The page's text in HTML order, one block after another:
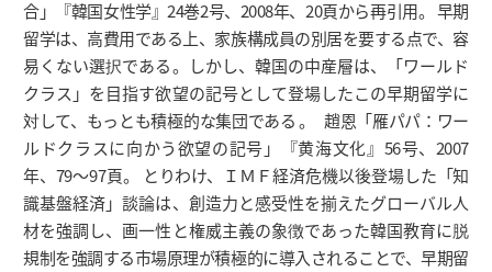
合」『韓国女性学』24巻2号、2008年、20頁から再引用。 早期
留学は、高費用である上、家族構成員の別居を要する点で、容
易くない選択である。しかし、韓国の中産層は、「ワールド
クラス」を目指す欲望の記号として登場したこの早期留学に
対して、もっとも積極的な集団である 。 趙恩「雁パパ：ワー
ルドクラスに向かう欲望の記号」『黄海文化』56号、2007
年、79～97頁。 とりわけ、ＩＭＦ経済危機以後登場した「知
識基盤経済」談論は、創造力と感受性を揃えたグローバル人
材を強調し、画一性と権威主義の象徴であった韓国教育に脱
規制を強調する市場原理が積極的に導入されることで、早期留